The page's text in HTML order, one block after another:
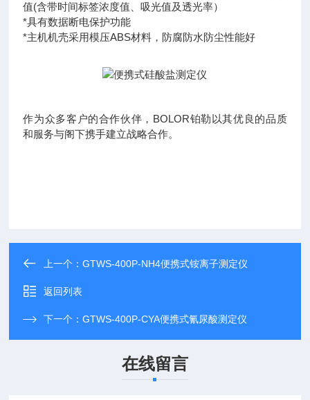
值(含带时间标签浓度值、吸光值及透光率）
*具有数据断电保护功能
*主机机壳采用模压ABS材料，防腐防水防尘性能好
作为众多客户的合作伙伴，BOLOR铂勒以其优良的品质
和服务与阁下携手建立战略合作。
上一个：GTWS-400P-NH4便携式铵离子测定仪
返回列表
下一个：GTWS-400P-CYA便携式氰尿酸测定仪
在线留言